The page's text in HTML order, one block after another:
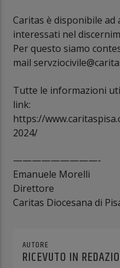
Caritas è disponibile ad
interessati nel
Per questo siamo
mail
Tutte le informazioni
link:
https://
2024/
—————————-
Emanuele Morelli
Direttore
Caritas Diocesana di
AUTORE
RICEVUTO IN